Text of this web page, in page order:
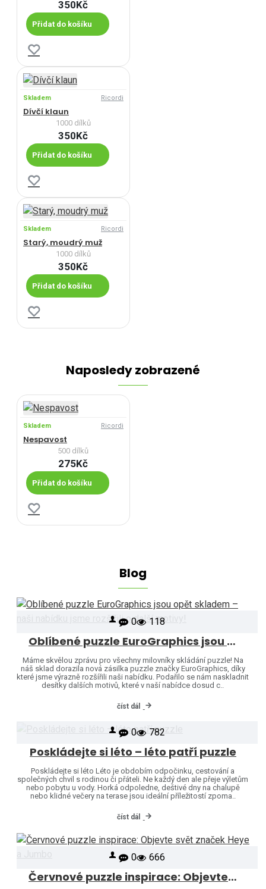
350Kč
Přidat do košíku
Skladem Ricordi
Dívčí klaun
1000 dílků
350Kč
Přidat do košíku
Skladem Ricordi
Starý, moudrý muž
1000 dílků
350Kč
Přidat do košíku
Naposledy zobrazené
Skladem Ricordi
Nespavost
500 dílků
275Kč
Přidat do košíku
Blog
0 118
Oblíbené puzzle EuroGraphics jsou opět skladem – naši nabídku jsme rozšířili o další motivy!
Máme skvělou zprávu pro všechny milovníky skládání puzzle! Na
náš sklad dorazila nová zásilka puzzle značky EuroGraphics, díky
které jsme výrazně rozšířili naši nabídku. Podařilo se nám naskladnit
desítky dalších motivů, které v naší nabídce dosud c..
číst dál
0 782
Poskládejte si léto – léto patří puzzle
Poskládejte si léto Léto je obdobím odpočinku, cestování a
společných chvil s rodinou či přáteli. Ne každý den ale přeje výletům
nebo pobytu u vody. Horká odpoledne, deštivé dny na chalupě
nebo klidné večery na terase jsou ideální příležitostí zpoma..
číst dál
0 666
Červnové puzzle inspirace: Objevte svět značek Heye a Jumbo